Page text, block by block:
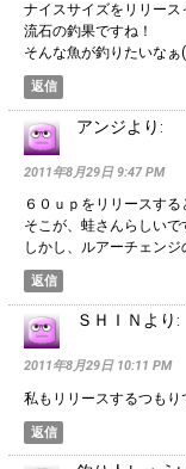
ナイスサイズをリリース
流石の釣果ですね！
そんな魚が釣りたいなぁ
返信
アンジより:
2011年8月29日 9:47 PM
６０ｕｐをリリースす
そこが、蛙さんらしいで
しかし、ルアーチェン
返信
ＳＨＩＮ より:
2011年8月29日 10:11 PM
私もリリースするつもり
返信